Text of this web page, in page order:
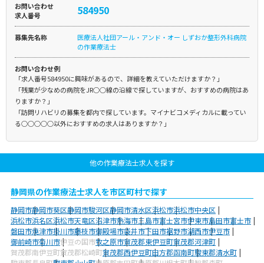
お問い合わせ
求人番号
584950
募集先名称
医療法人社団アール・アンド・オー しずおか整形外科病院
の作業療法士
お問い合わせ例
「求人番号584950に興味があるので、詳細を教えていただけますか？」
「残業が少なめの病院をJR○○線の沿線で探していますが、おすすめの病院はあ
りますか？」
「訪問リハビリの募集を都内で探しています。マイナビコメディカルに載ってい
る○○○○○以外におすすめの求人はありますか？」
他の作業療法士求人を探す
静岡県の作業療法士求人を市区町村で探す
静岡市静岡市葵区静岡市駿河区静岡市清水区浜松市浜松市中央区
浜松市浜名区浜松市天竜区沼津市熱海市三島市富士宮市伊東市島田市富士市
磐田市焼津市掛川市藤枝市御殿場市袋井市下田市裾野市湖西市伊豆市
御前崎市菊川市伊豆の国市牧之原市賀茂郡東伊豆町賀茂郡河津町
賀茂郡南伊豆町賀茂郡松崎町賀茂郡西伊豆町田方郡函南町駿東郡清水町